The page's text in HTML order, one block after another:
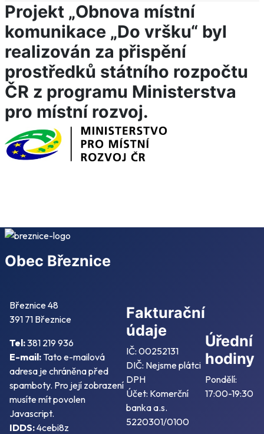
Projekt „Obnova místní
komunikace „Do vršku“ byl
realizován za přispění
prostředků státního rozpočtu
ČR z programu Ministerstva
pro místní rozvoj.
Obec Březnice
Březnice 48
391 71 Březnice
Tel:381 219 936
E-mail: Tato e-mailová
adresa je chráněna před
spamboty. Pro její zobrazení
musíte mít povolen
Javascript.
IDDS:4cebi8z
Fakturační
údaje
IČ: 00252131
DIČ: Nejsme plátci
DPH
Účet: Komerční
banka a.s.
5220301/0100
Úřední
hodiny
Pondělí:
17:00-19:30